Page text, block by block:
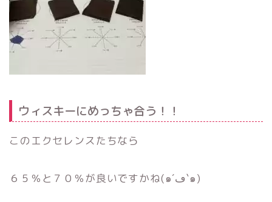
ウィスキーにめっちゃ合う！！
このエクセレンスたちなら
６５％と７０％が良いですかね(๑´ڡ`๑)